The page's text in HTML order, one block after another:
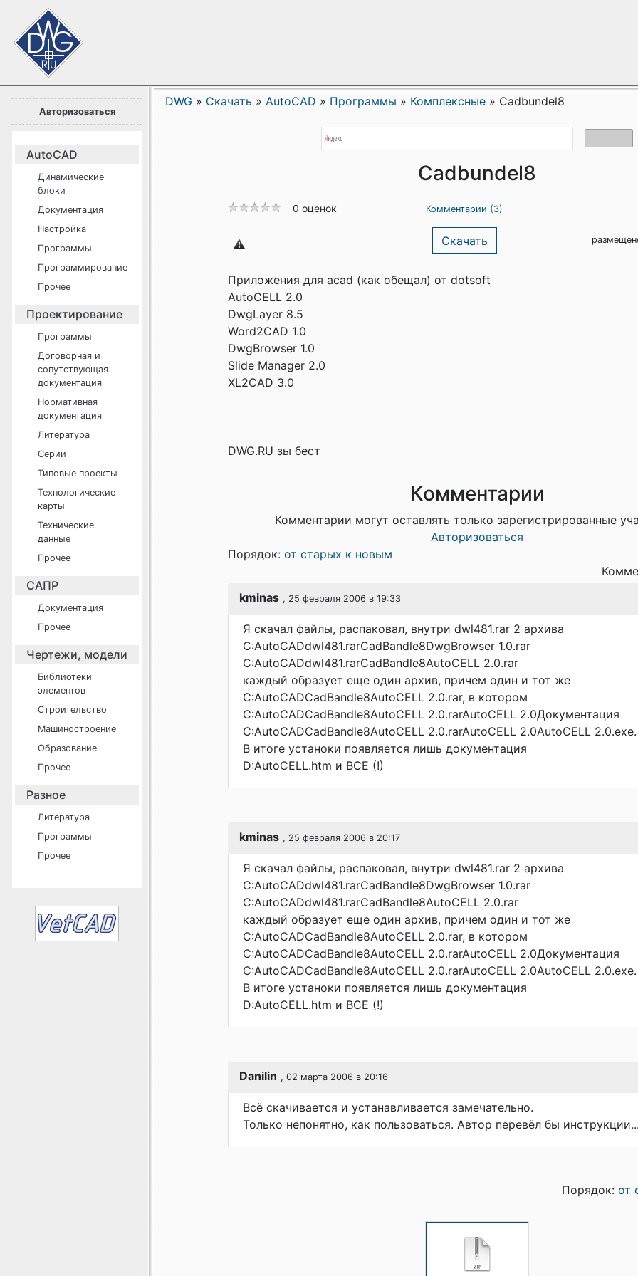
Авторизоваться
AutoCAD
Динамические
блоки
Документация
Настройка
Программы
Программирование
Прочее
Проектирование
Программы
Договорная и
сопутствующая
документация
Нормативная
документация
Литература
Серии
Типовые проекты
Технологические
карты
Технические
данные
Прочее
САПР
Документация
Прочее
Чертежи, модели
Библиотеки
элементов
Строительство
Машиностроение
Образование
Прочее
Разное
Литература
Программы
Прочее
DWG » Скачать » AutoCAD » Программы » Комплексные » Cadbundel8
Cadbundel8
0 оценок Комментарии (3)
Скачать
Приложения для асаd (как обещал) от dotsoft
AutoCELL 2.0
DwgLayer 8.5
Word2CAD 1.0
DwgBrowser 1.0
Slide Manager 2.0
XL2CAD 3.0
DWG.RU зы бест
Комментарии
Комментарии могут оставлять только зарегистрированные
Авторизоваться
Порядок: от старых к новым
kminas , 25 февраля 2006 в 19:33
Я скачал файлы, распаковал, внутри dwl481.rar 2 архива
C:AutoCADdwl481.rarCadBandle8DwgBrowser 1.0.rar
C:AutoCADdwl481.rarCadBandle8AutoCELL 2.0.rar
каждый образует еще один архив, причем один и тот же
C:AutoCADCadBandle8AutoCELL 2.0.rar, в котором
C:AutoCADCadBandle8AutoCELL 2.0.rarAutoCELL 2.0Документация
C:AutoCADCadBandle8AutoCELL 2.0.rarAutoCELL 2.0AutoCELL 2.0.exe.
В итоге устаноки появляется лишь документация
D:AutoCELL.htm и ВСЕ (!)
kminas , 25 февраля 2006 в 20:17
Я скачал файлы, распаковал, внутри dwl481.rar 2 архива
C:AutoCADdwl481.rarCadBandle8DwgBrowser 1.0.rar
C:AutoCADdwl481.rarCadBandle8AutoCELL 2.0.rar
каждый образует еще один архив, причем один и тот же
C:AutoCADCadBandle8AutoCELL 2.0.rar, в котором
C:AutoCADCadBandle8AutoCELL 2.0.rarAutoCELL 2.0Документация
C:AutoCADCadBandle8AutoCELL 2.0.rarAutoCELL 2.0AutoCELL 2.0.exe.
В итоге устаноки появляется лишь документация
D:AutoCELL.htm и ВСЕ (!)
Dаnilin , 02 марта 2006 в 20:16
Всё скачивается и устанавливается замечательно.
Только непонятно, как пользоваться. Автор перевёл бы
Порядок: от